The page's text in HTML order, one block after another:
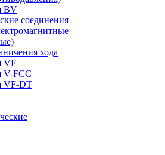
BV
соединения
хода
VF
V-FCC
VF-DT